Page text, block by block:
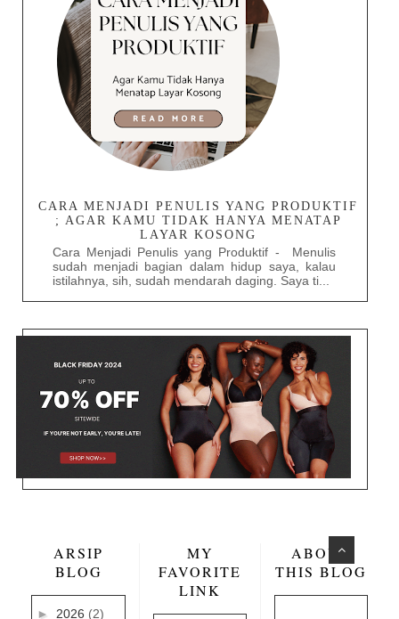
CARA MENJADI PENULIS YANG PRODUKTIF
; AGAR KAMU TIDAK HANYA MENATAP
LAYAR KOSONG
Cara Menjadi Penulis yang Produktif - Menulis
sudah menjadi bagian dalam hidup saya, kalau
istilahnya, sih, sudah mendarah daging. Saya ti...
ARSIP
BLOG
► 2026 (2)
MY
FAVORITE
LINK
ABOUT
THIS BLOG